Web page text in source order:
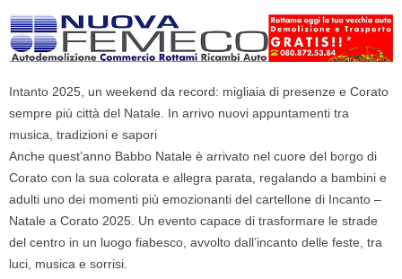
Intanto 2025, un weekend da record: migliaia di presenze e Corato
sempre più città del Natale. In arrivo nuovi appuntamenti tra
musica, tradizioni e sapori
Anche quest’anno Babbo Natale è arrivato nel cuore del borgo di
Corato con la sua colorata e allegra parata, regalando a bambini e
adulti uno dei momenti più emozionanti del cartellone di Incanto –
Natale a Corato 2025. Un evento capace di trasformare le strade
del centro in un luogo fiabesco, avvolto dall’incanto delle feste, tra
luci, musica e sorrisi.